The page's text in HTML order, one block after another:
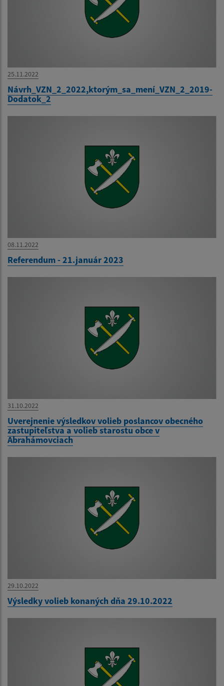
25.11.2022
Návrh_VZN_2_2022,ktorým_sa_mení_VZN_2_2019-
Dodatok_2
08.11.2022
Referendum - 21.január 2023
31.10.2022
Uverejnenie výsledkov volieb poslancov obecného
zastupiteľstva a volieb starostu obce v
Abrahámovciach
29.10.2022
Výsledky volieb konaných dňa 29.10.2022